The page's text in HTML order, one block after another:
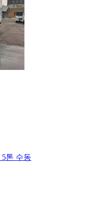
톤 수동